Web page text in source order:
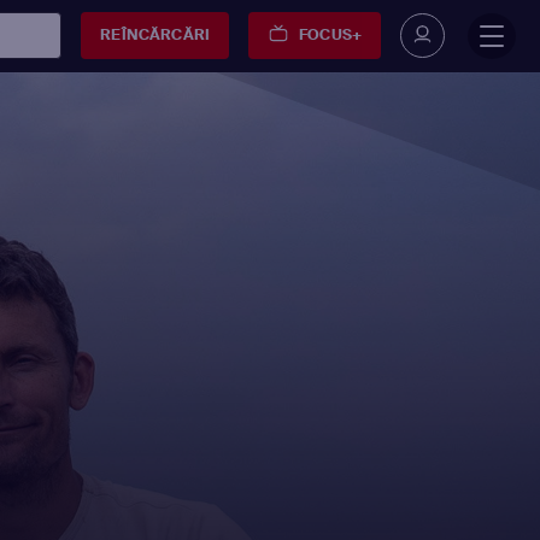
REÎNCĂRCĂRI FOCUS+